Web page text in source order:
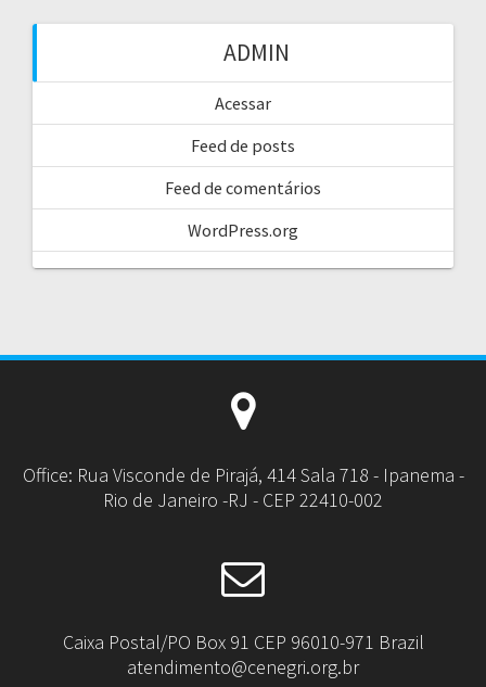
ADMIN
Acessar
Feed de posts
Feed de comentários
WordPress.org
Office: Rua Visconde de Pirajá, 414 Sala 718 - Ipanema -
Rio de Janeiro -RJ - CEP 22410-002
Caixa Postal/PO Box 91 CEP 96010-971 Brazil
atendimento@cenegri.org.br